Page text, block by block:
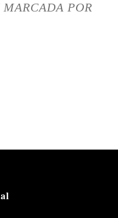
POR